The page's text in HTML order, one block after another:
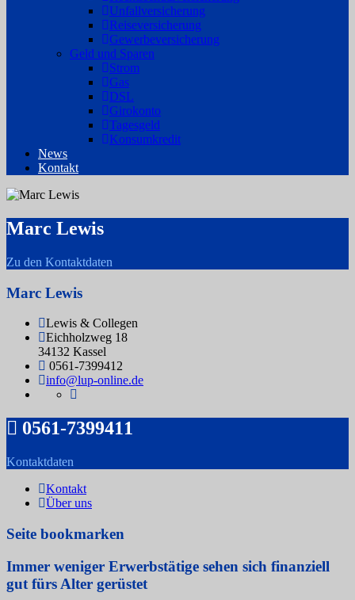
Unfallversicherung
Reiseversicherung
Gewerbeversicherung
Geld und Sparen
Strom
Gas
DSL
Girokonto
Tagesgeld
Konsumkredit
News
Kontakt
Marc Lewis
Zu den Kontaktdaten
Marc Lewis
Lewis & Collegen
Eichholzweg 18
34132 Kassel
0561-7399412
info@lup-online.de
0561-7399411
Kontaktdaten
Kontakt
Über uns
Seite bookmarken
Immer weniger Erwerbstätige sehen sich finanziell
gut fürs Alter gerüstet